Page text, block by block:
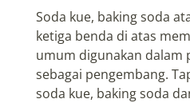
Soda kue, baking soda
ketiga benda di atas
umum digunakan dalam
sebagai pengembang.
soda kue, baking soda